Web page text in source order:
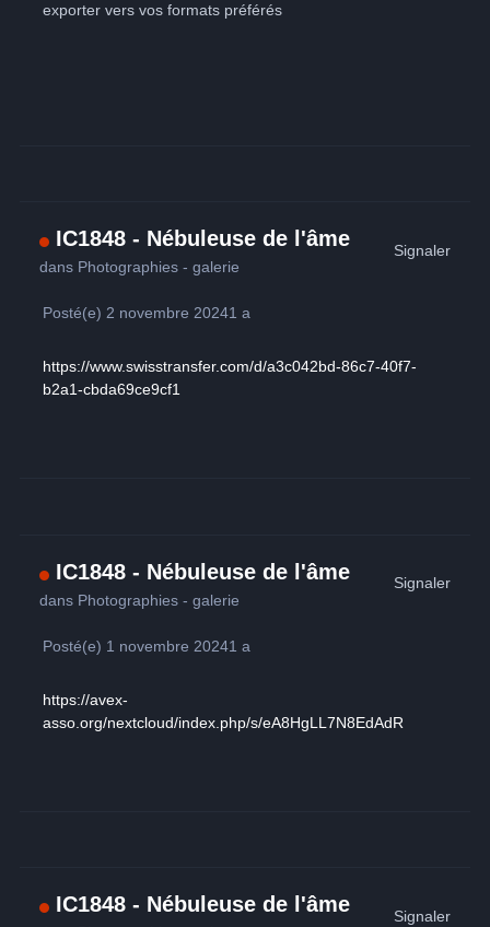
exporter vers vos formats préférés
IC1848 - Nébuleuse de l'âme
dans Photographies - galerie
Signaler
Posté(e) 2 novembre 20241 a
https://www.swisstransfer.com/d/a3c042bd-86c7-40f7-
b2a1-cbda69ce9cf1
IC1848 - Nébuleuse de l'âme
dans Photographies - galerie
Signaler
Posté(e) 1 novembre 20241 a
https://avex-
asso.org/nextcloud/index.php/s/eA8HgLL7N8EdAdR
IC1848 - Nébuleuse de l'âme Signaler